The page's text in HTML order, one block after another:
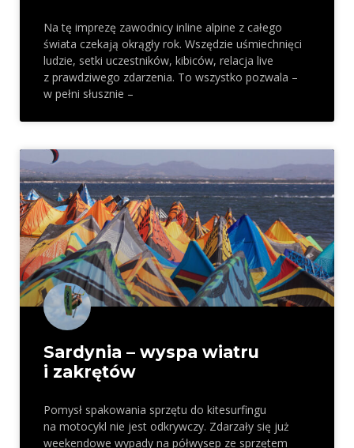
Na tę imprezę zawodnicy inline alpine z całego
świata czekają okrągły rok. Wszędzie uśmiechnięci
ludzie, setki uczestników, kibiców, relacja live
z prawdziwego zdarzenia. To wszystko pozwala –
w pełni słusznie –
Sardynia – wyspa wiatru
i zakrętów
Pomysł spakowania sprzętu do kitesurfingu
na motocykl nie jest odkrywczy. Zdarzały się już
weekendowe wypady na półwysep ze sprzętem